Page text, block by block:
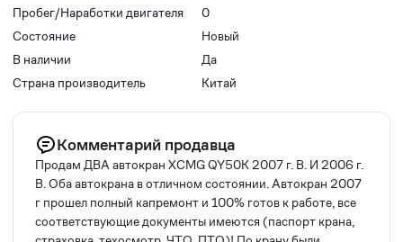
Пробег/Наработки двигателя
0
Состояние
Новый
В наличии
Да
Страна производитель
Китай
Комментарий продавца
Продам ДВА автокран XCMG QY50K 2007 г. В. И 2006 г.
В. Оба автокрана в отличном состоянии. Автокран 2007
г прошел полный капремонт и 100% готов к работе, все
соответствующие документы имеются (паспорт крана,